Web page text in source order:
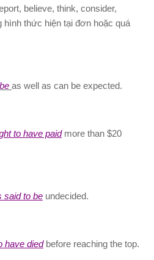
believe, think, consider,
hình thức hiện tại đơn hoặc quá
as well as can be expected.
to have paid more than $20
said to be undecided.
have diedbefore reaching the top.